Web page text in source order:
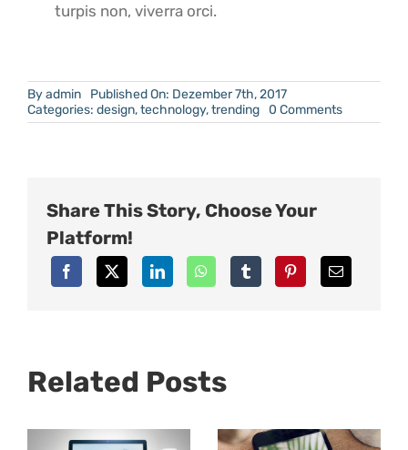
turpis non, viverra orci.
Byadmin
Published On: Dezember 7th, 2017
Categories: design,technology,trending 0 Commentson
One
Share This Story, Choose Your
Platform!
Related Posts